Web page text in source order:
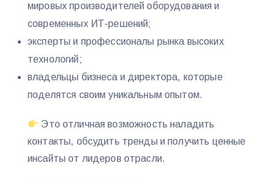
мировых производителей оборудования и
современных ИТ-решений;
эксперты и профессионалы рынка высоких
технологий;
владельцы бизнеса и директора, которые
поделятся своим уникальным опытом.
Это отличная возможность наладить
контакты, обсудить тренды и получить ценные
инсайты от лидеров отрасли.